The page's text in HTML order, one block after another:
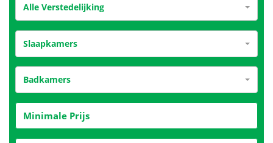
Alle Verstedelijking
Slaapkamers
Badkamers